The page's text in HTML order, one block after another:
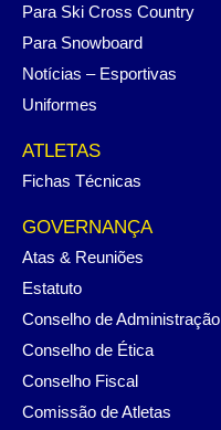
Para Ski Cross Country
Para Snowboard
Notícias – Esportivas
Uniformes
ATLETAS
Fichas Técnicas
GOVERNANÇA
Atas & Reuniões
Estatuto
Conselho de Administração
Conselho de Ética
Conselho Fiscal
Comissão de Atletas